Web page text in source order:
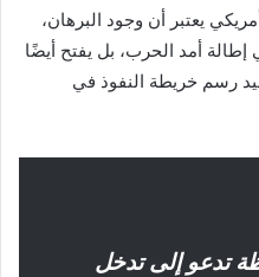
يعتبر أن وجود البرهان،
أمد الحرب، بل يفتح أيضًا
رسم خريطة النفوذ في
تدعو إلى تدخل